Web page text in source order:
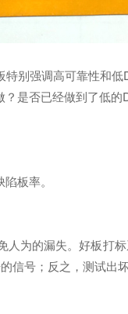
别强调高可靠性和
是否已经做到了低
板率。
为的漏失。好板
号；反之，测试出